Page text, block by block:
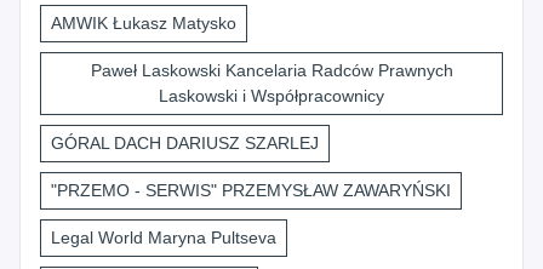
AMWIK Łukasz Matysko
Paweł Laskowski Kancelaria Radców Prawnych
Laskowski i Współpracownicy
GÓRAL DACH DARIUSZ SZARLEJ
"PRZEMO - SERWIS" PRZEMYSŁAW ZAWARYŃSKI
Legal World Maryna Pultseva